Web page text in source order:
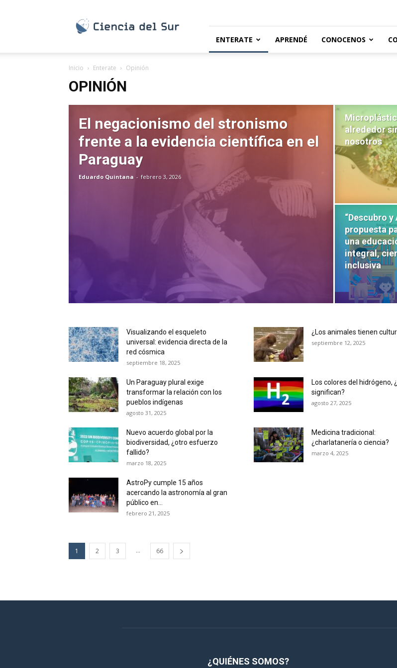
Sur
ENTERATE APRENDÉ CONOCENOS
Inicio Enterate Opinión
OPINIÓN
El negacionismo del stronismo
frente a la evidencia científica en el
Paraguay
Eduardo Quintana - febrero 3, 2026
alrededor
nosotros
“Descubro y
propuesta
una
integral,
inclusiva
Visualizando el esqueleto
universal: evidencia directa de la
red cósmica
septiembre 18, 2025
¿Los animales tienen
septiembre 12, 2025
Un Paraguay plural exige
transformar la relación con los
pueblos indígenas
agosto 31, 2025
Los colores del hidrógeno,
significan?
agosto 27, 2025
Nuevo acuerdo global por la
biodiversidad, ¿otro esfuerzo
fallido?
marzo 18, 2025
Medicina tradicional:
¿charlatanería o ciencia?
marzo 4, 2025
AstroPy cumple 15 años
acercando la astronomía al gran
público en...
febrero 21, 2025
1 2 3 ... 66
¿QUIÉNES SOMOS?